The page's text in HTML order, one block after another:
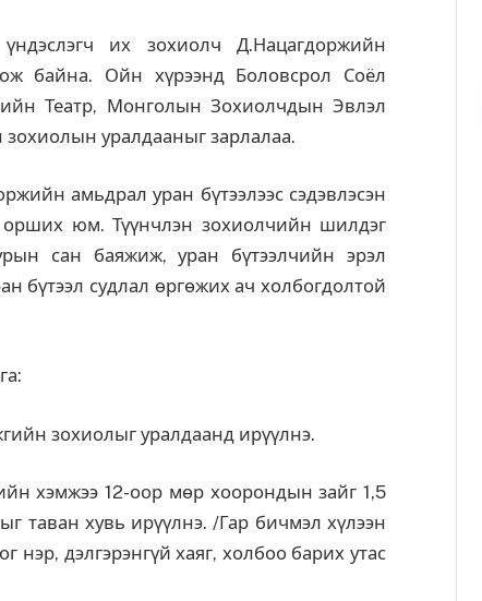
их зохиолч Д.Нацагдоржийн
байна. Ойн хүрээнд Боловсрол Соёл
Театр, Монголын Зохиолчдын Эвлэл
уралдааныг зарлалаа.
амьдрал уран бүтээлээс сэдэвлэсэн
юм. Түүнчлэн зохиолчийн шилдэг
сан баяжиж, уран бүтээлчийн эрэл
бүтээл судлал өргөжих ач холбогдолтой
зохиолыг уралдаанд ирүүлнэ.
хэмжээ 12-оор мөр хоорондын зайг 1,5
таван хувь ирүүлнэ. /Гар бичмэл хүлээн
нэр, дэлгэрэнгүй хаяг, холбоо барих утас